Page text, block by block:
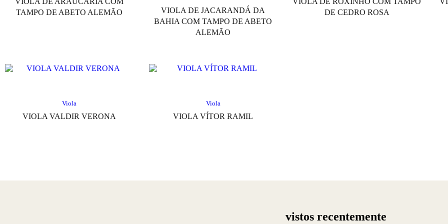
TAMPO DE ABETO ALEMÃO
VIOLA DE JACARANDÁ DA
BAHIA COM TAMPO DE ABETO
ALEMÃO
DE CEDRO ROSA
Viola
VIOLA VALDIR VERONA
Viola
VIOLA VÍTOR RAMIL
vistos recentemente